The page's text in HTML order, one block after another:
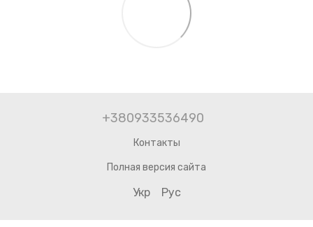
+380933536490
Контакты
Полная версия сайта
Укр Рус